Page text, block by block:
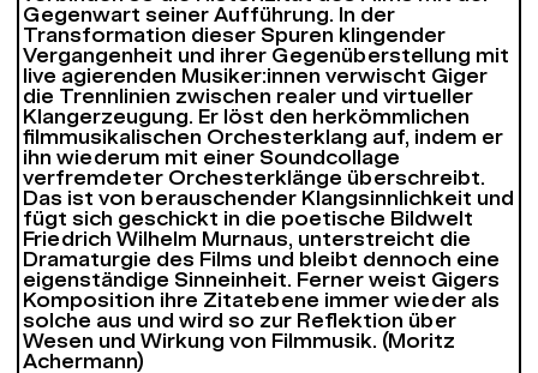
Gegenwart seiner Aufführung. In der
Transformation dieser Spuren klingender
Vergangenheit und ihrer Gegenüberstellung mit
live agierenden Musiker:innen verwischt Giger
die Trennlinien zwischen realer und virtueller
Klangerzeugung. Er löst den herkömmlichen
filmmusikalischen Orchesterklang auf, indem er
ihn wiederum mit einer Soundcollage
verfremdeter Orchesterklänge überschreibt.
Das ist von berauschender Klangsinnlichkeit und
fügt sich geschickt in die poetische Bildwelt
Friedrich Wilhelm Murnaus, unterstreicht die
Dramaturgie des Films und bleibt dennoch eine
eigenständige Sinneinheit. Ferner weist Gigers
Komposition ihre Zitatebene immer wieder als
solche aus und wird so zur Reflektion über
Wesen und Wirkung von Filmmusik. (Moritz
Achermann)